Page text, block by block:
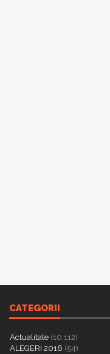
CATEGORII
Actualitate (10.112)
ALEGERI 2016 (54)